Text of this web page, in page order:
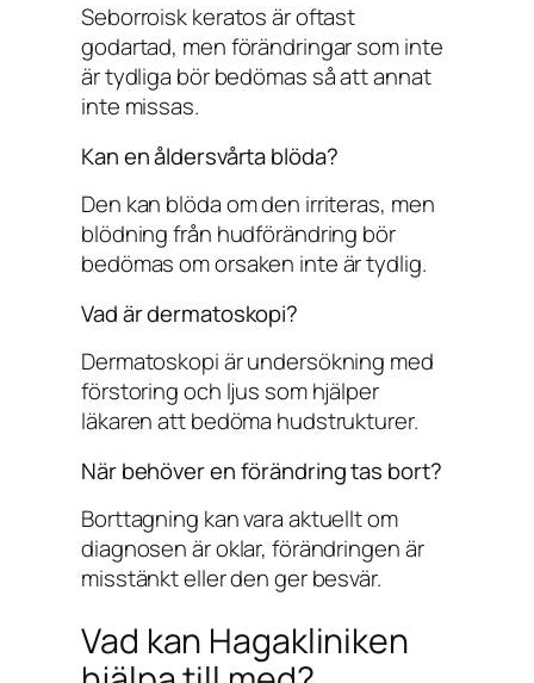
Seborroisk keratos är oftast
godartad, men förändringar som inte
är tydliga bör bedömas så att annat
inte missas.
Kan en åldersvårta blöda?
Den kan blöda om den irriteras, men
blödning från hudförändring bör
bedömas om orsaken inte är tydlig.
Vad är dermatoskopi?
Dermatoskopi är undersökning med
förstoring och ljus som hjälper
läkaren att bedöma hudstrukturer.
När behöver en förändring tas bort?
Borttagning kan vara aktuellt om
diagnosen är oklar, förändringen är
misstänkt eller den ger besvär.
Vad kan Hagakliniken